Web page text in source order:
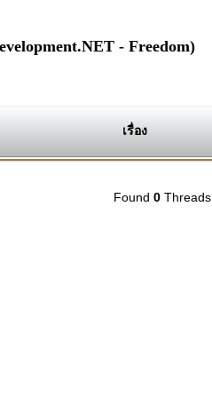
- Freedom)
เรื่อง
Found 0 Threads.